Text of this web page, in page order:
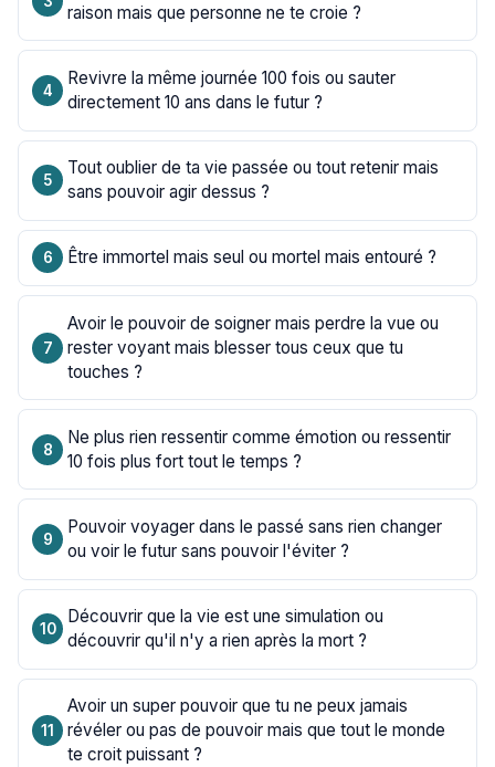
raison mais que personne ne te croie ?
Revivre la même journée 100 fois ou sauter
directement 10 ans dans le futur ?
Tout oublier de ta vie passée ou tout retenir mais
sans pouvoir agir dessus ?
Être immortel mais seul ou mortel mais entouré ?
Avoir le pouvoir de soigner mais perdre la vue ou
rester voyant mais blesser tous ceux que tu
touches ?
Ne plus rien ressentir comme émotion ou ressentir
10 fois plus fort tout le temps ?
Pouvoir voyager dans le passé sans rien changer
ou voir le futur sans pouvoir l'éviter ?
Découvrir que la vie est une simulation ou
découvrir qu'il n'y a rien après la mort ?
Avoir un super pouvoir que tu ne peux jamais
révéler ou pas de pouvoir mais que tout le monde
te croit puissant ?